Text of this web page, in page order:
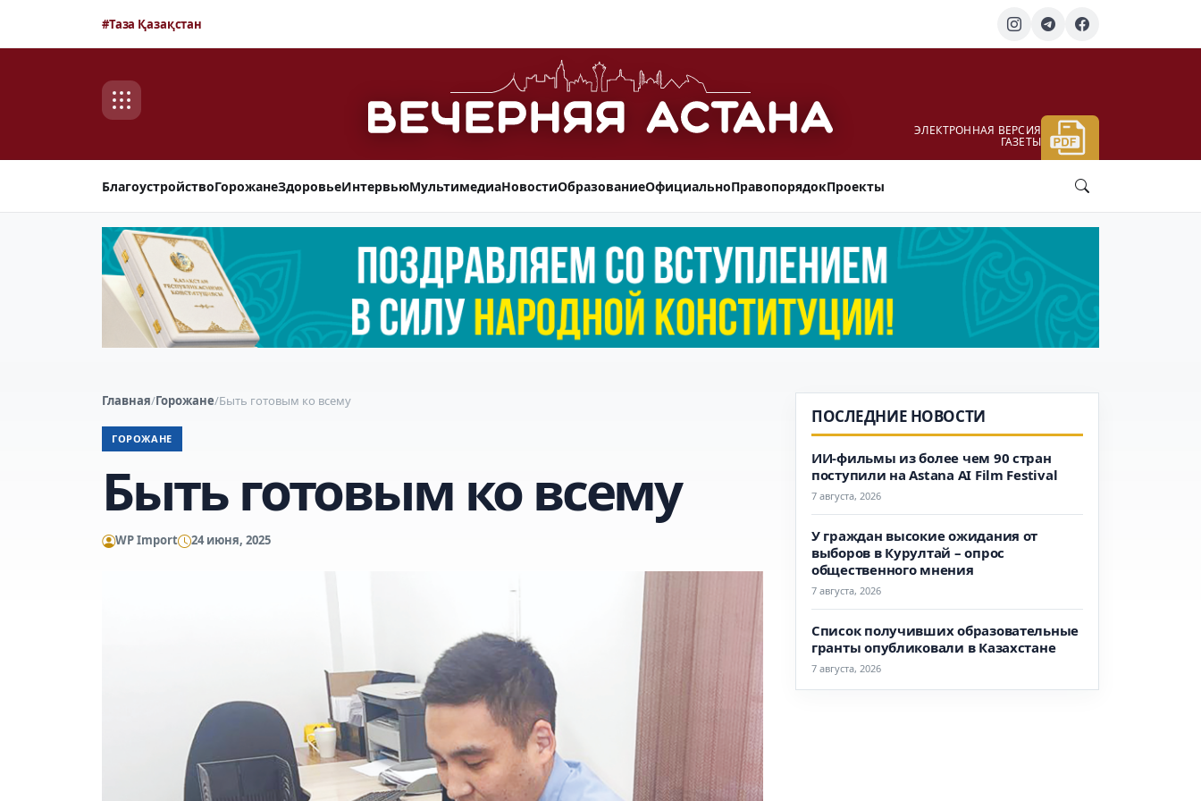
#Таза Қазақстан
ЭЛЕКТРОННАЯ ВЕРСИЯ
ГАЗЕТЫ
БлагоустройствоГорожанеЗдоровьеИнтервьюМультимедиаНовостиОбразованиеОфициальноПравопорядокПроекты
Главная/Горожане/Быть готовым ко всему
ГОРОЖАНЕ
Быть готовым ко всему
WP Import 24 июня, 2025
ПОСЛЕДНИЕ НОВОСТИ
ИИ-фильмы из более чем 90 стран
поступили на Astana AI Film Festival
7 августа, 2026
У граждан высокие ожидания от
выборов в Курултай – опрос
общественного мнения
7 августа, 2026
Список получивших образовательные
гранты опубликовали в Казахстане
7 августа, 2026